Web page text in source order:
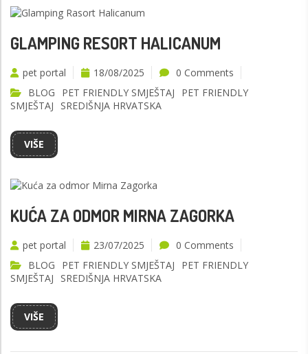
GLAMPING RESORT HALICANUM
pet portal 18/08/2025
0 Comments
BLOG
PET FRIENDLY SMJEŠTAJ
PET FRIENDLY
SMJEŠTAJ
SREDIŠNJA HRVATSKA
VIŠE
KUĆA ZA ODMOR MIRNA ZAGORKA
pet portal 23/07/2025
0 Comments
BLOG
PET FRIENDLY SMJEŠTAJ
PET FRIENDLY
SMJEŠTAJ
SREDIŠNJA HRVATSKA
VIŠE